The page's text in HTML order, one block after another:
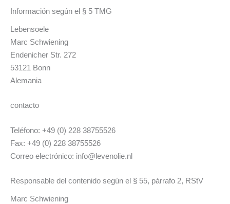
Información según el § 5 TMG
Lebensoele
Marc Schwiening
Endenicher Str. 272
53121 Bonn
Alemania
contacto
Teléfono: +49 (0) 228 38755526
Fax: +49 (0) 228 38755526
Correo electrónico: info@levenolie.nl
Responsable del contenido según el § 55, párrafo 2, RStV
Marc Schwiening